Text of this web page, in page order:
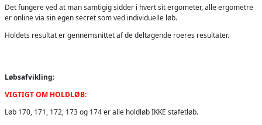
Det fungere ved at man samtigig sidder i hvert sit ergometer, alle ergometre
er online via sin egen secret som ved individuelle løb.
Holdets resultat er gennemsnittet af de deltagende roeres resultater.
Løbsafvikling:
VIGTIGT OM HOLDLØB:
Løb 170, 171, 172, 173 og 174 er alle holdløb IKKE stafetløb.